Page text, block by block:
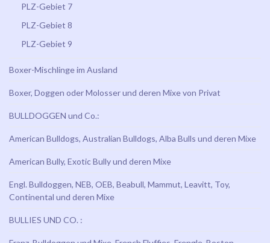
PLZ-Gebiet 7
PLZ-Gebiet 8
PLZ-Gebiet 9
Boxer-Mischlinge im Ausland
Boxer, Doggen oder Molosser und deren Mixe von Privat
BULLDOGGEN und Co.:
American Bulldogs, Australian Bulldogs, Alba Bulls und deren Mixe
American Bully, Exotic Bully und deren Mixe
Engl. Bulldoggen, NEB, OEB, Beabull, Mammut, Leavitt, Toy,
Continental und deren Mixe
BULLIES UND CO. :